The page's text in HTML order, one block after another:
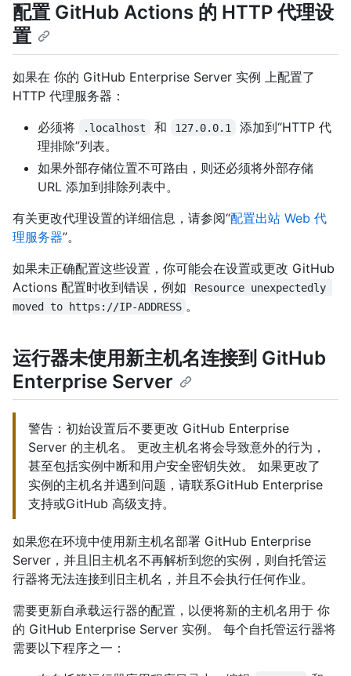
配置 GitHub Actions 的 HTTP 代理设
置
如果在 你的 GitHub Enterprise Server 实例 上配置了
HTTP 代理服务器：
必须将
.localhost 和 127.0.0.1
添加到“HTTP 代
理排除”列表。
如果外部存储位置不可路由，则还必须将外部存储
URL 添加到排除列表中。
有关更改代理设置的详细信息，请参阅“配置出站 Web 代
理服务器”。
如果未正确配置这些设置，你可能会在设置或更改 GitHub
Actions 配置时收到错误，例如
Resource unexpectedly
moved to https://IP-ADDRESS 。
运行器未使用新主机名连接到 GitHub
Enterprise Server
警告：初始设置后不要更改 GitHub Enterprise
Server 的主机名。 更改主机名将会导致意外的行为，
甚至包括实例中断和用户安全密钥失效。 如果更改了
实例的主机名并遇到问题，请联系GitHub Enterprise
支持或GitHub 高级支持。
如果您在环境中使用新主机名部署 GitHub Enterprise
Server，并且旧主机名不再解析到您的实例，则自托管运
行器将无法连接到旧主机名，并且不会执行任何作业。
需要更新自承载运行器的配置，以便将新的主机名用于 你
的 GitHub Enterprise Server 实例。 每个自托管运行器将
需要以下程序之一：